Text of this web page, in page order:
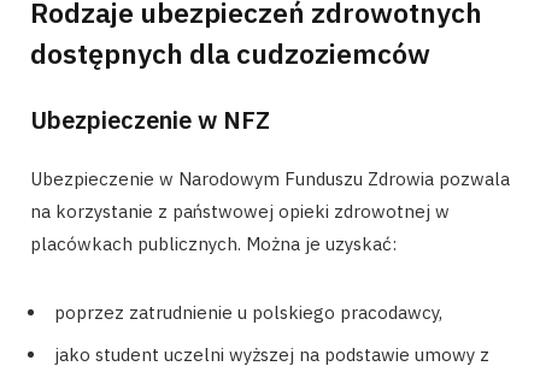
Rodzaje ubezpieczeń zdrowotnych
dostępnych dla cudzoziemców
Ubezpieczenie w NFZ
Ubezpieczenie w Narodowym Funduszu Zdrowia pozwala
na korzystanie z państwowej opieki zdrowotnej w
placówkach publicznych. Można je uzyskać:
poprzez zatrudnienie u polskiego pracodawcy,
jako student uczelni wyższej na podstawie umowy z